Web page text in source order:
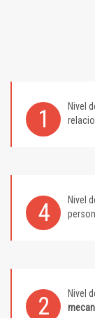
1 Nivel
4 Nivel
2 Nivel